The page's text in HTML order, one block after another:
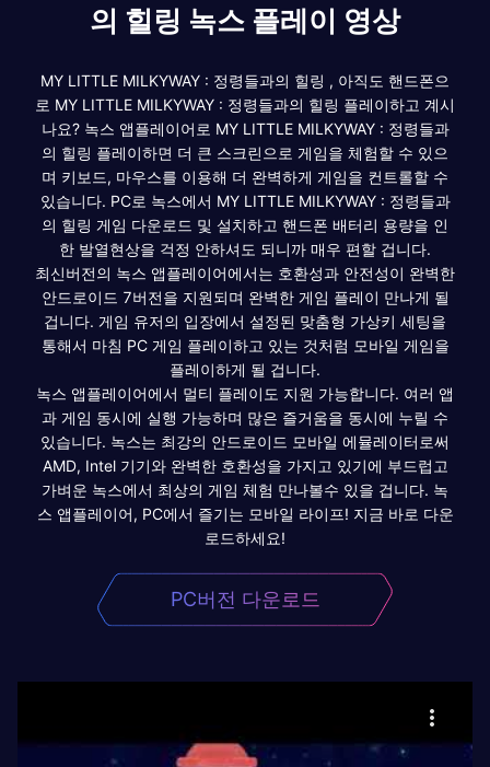
의 힐링 녹스 플레이 영상
MY LITTLE MILKYWAY : 정령들과의 힐링 , 아직도 핸드폰으
로 MY LITTLE MILKYWAY : 정령들과의 힐링 플레이하고 계시
나요? 녹스 앱플레이어로 MY LITTLE MILKYWAY : 정령들과
의 힐링 플레이하면 더 큰 스크린으로 게임을 체험할 수 있으
며 키보드, 마우스를 이용해 더 완벽하게 게임을 컨트롤할 수
있습니다. PC로 녹스에서 MY LITTLE MILKYWAY : 정령들과
의 힐링 게임 다운로드 및 설치하고 핸드폰 배터리 용량을 인
한 발열현상을 걱정 안하셔도 되니까 매우 편할 겁니다.
최신버전의 녹스 앱플레이어에서는 호환성과 안전성이 완벽한
안드로이드 7버전을 지원되며 완벽한 게임 플레이 만나게 될
겁니다. 게임 유저의 입장에서 설정된 맞춤형 가상키 세팅을
통해서 마침 PC 게임 플레이하고 있는 것처럼 모바일 게임을
플레이하게 될 겁니다.
녹스 앱플레이어에서 멀티 플레이도 지원 가능합니다. 여러 앱
과 게임 동시에 실행 가능하며 많은 즐거움을 동시에 누릴 수
있습니다. 녹스는 최강의 안드로이드 모바일 에뮬레이터로써
AMD, Intel 기기와 완벽한 호환성을 가지고 있기에 부드럽고
가벼운 녹스에서 최상의 게임 체험 만나볼수 있을 겁니다. 녹
스 앱플레이어, PC에서 즐기는 모바일 라이프! 지금 바로 다운
로드하세요!
PC버전 다운로드